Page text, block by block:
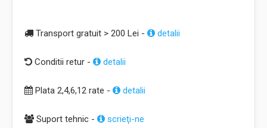
Transport gratuit > 200 Lei - detalii
Conditii retur - detalii
Plata 2,4,6,12 rate - detalii
Suport tehnic - scrieţi-ne